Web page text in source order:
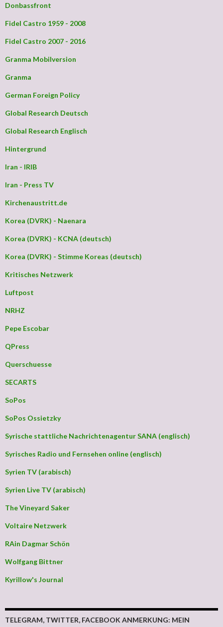
Donbassfront
Fidel Castro 1959 - 2008
Fidel Castro 2007 - 2016
Granma Mobilversion
Granma
German Foreign Policy
Global Research Deutsch
Global Research Englisch
Hintergrund
Iran - IRIB
Iran - Press TV
Kirchenaustritt.de
Korea (DVRK) - Naenara
Korea (DVRK) - KCNA (deutsch)
Korea (DVRK) - Stimme Koreas (deutsch)
Kritisches Netzwerk
Luftpost
NRHZ
Pepe Escobar
QPress
Querschuesse
SECARTS
SoPos
SoPos Ossietzky
Syrische stattliche Nachrichtenagentur SANA (englisch)
Syrisches Radio und Fernsehen online (englisch)
Syrien TV (arabisch)
Syrien Live TV (arabisch)
The Vineyard Saker
Voltaire Netzwerk
RAin Dagmar Schön
Wolfgang Bittner
Kyrillow's Journal
TELEGRAM, TWITTER, FACEBOOK ANMERKUNG: MEIN